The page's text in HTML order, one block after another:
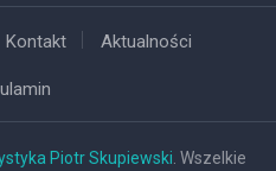
Kontakt Aktualności
Piotr Skupiewski . Wszelkie